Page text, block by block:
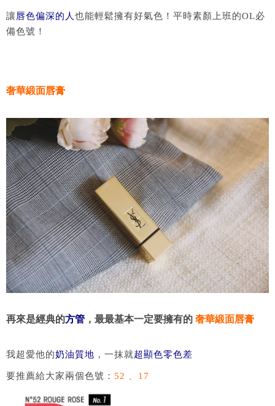
讓唇色偏深的人 也能輕鬆擁有好氣色！平時素顏上班的OL必
備色號！
奢華緞面唇膏
再來是經典的方管 ，最最基本一定要擁有的 奢華緞面唇膏
我超愛他的奶油質地 ，一抹就超顯色零色差
要推薦給大家兩個色號： 52 、17